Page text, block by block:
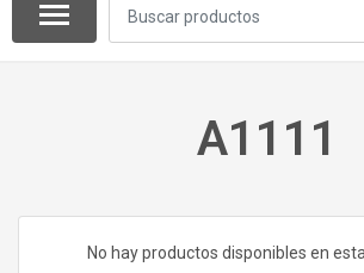
A1111
No hay productos disponibles en